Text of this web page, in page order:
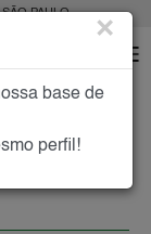
PAULO ×
base de
perfil!